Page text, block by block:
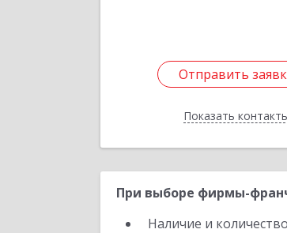
Отправить
Показать
Отправить
Назад
При выборе фирмы-
Наличие и